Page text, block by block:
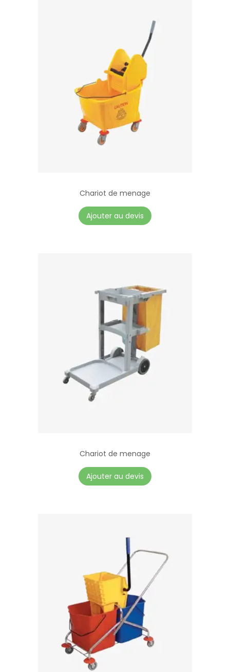
Chariot de menage
Ajouter au devis
Chariot de menage
Ajouter au devis